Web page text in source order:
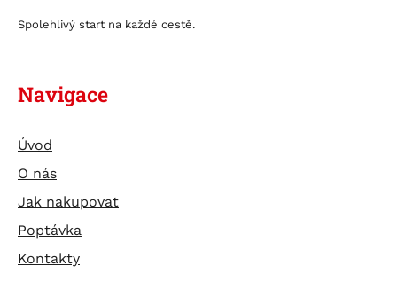
Spolehlivý start na každé cestě.
Navigace
Úvod
O nás
Jak nakupovat
Poptávka
Kontakty